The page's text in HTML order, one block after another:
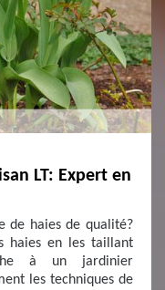
LT: Expert en
de haies de qualité?
haies en les taillant
à un jardinier
les techniques de